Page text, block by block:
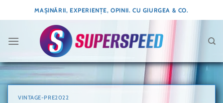
to
MAȘINĂRII, EXPERIENȚE, OPINII. CU GIURGEA & CO.
VINTAGE-PRE2022